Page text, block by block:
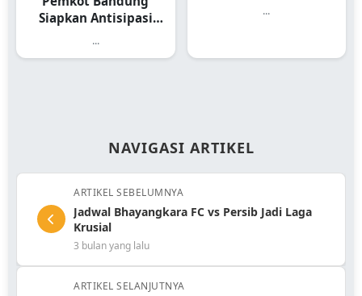
Siapkan Antisipasi
...
...
NAVIGASI ARTIKEL
ARTIKEL SEBELUMNYA
Jadwal Bhayangkara FC vs Persib Jadi Laga
Krusial
3 bulan yang lalu
ARTIKEL SELANJUTNYA